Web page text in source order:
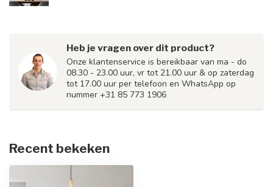
Heb je vragen over dit product?
Onze klantenservice is bereikbaar van ma - do
08.30 - 23.00 uur, vr tot 21.00 uur & op zaterdag
tot 17.00 uur per telefoon en WhatsApp op
nummer +31 85 773 1906
Recent bekeken